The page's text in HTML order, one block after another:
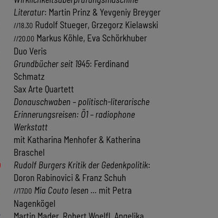
Literatur: Martin Prinz & Yevgeniy Breyger
//18.30 Rudolf Stueger, Grzegorz Kielawski
//20.00 Markus Köhle, Eva Schörkhuber
Duo Veris
Grundbücher seit 1945: Ferdinand
Schmatz
Sax Arte Quartett
Donauschwaben – politisch-literarische
Erinnerungsreisen: Ö1 – radiophone
Werkstatt
mit Katharina Menhofer & Katherina
Braschel
Rudolf Burgers Kritik der Gedenkpolitik:
Doron Rabinovici & Franz Schuh
//17.00 Mia Couto lesen … mit Petra
Nagenkögel
Martin Mader, Robert Woelfl, Angelika